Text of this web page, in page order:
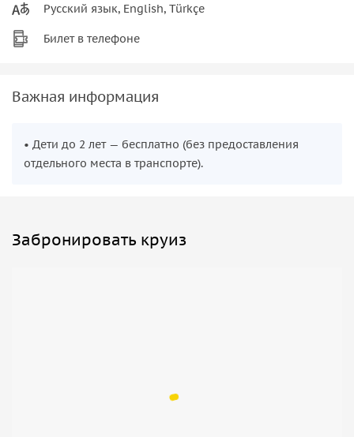
Русский язык, English, Türkçe
Билет в телефоне
Важная информация
• Дети до 2 лет — бесплатно (без предоставления
отдельного места в транспорте).
Забронировать круиз